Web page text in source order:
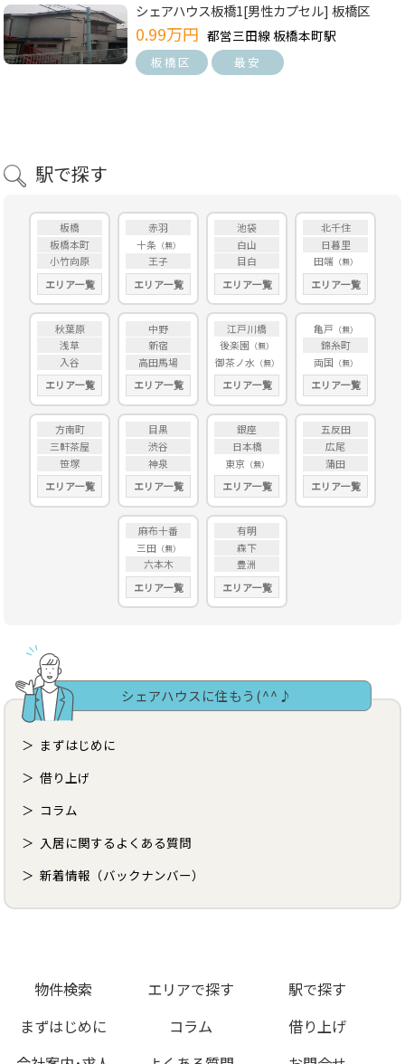
シェアハウス板橋1[男性カプセル] 板橋区
0.99万円 都営三田線 板橋本町駅
板橋区 最安
駅で探す
板橋
板橋本町
小竹向原
エリア一覧
赤羽
十条
王子
エリア一覧
池袋
白山
目白
エリア一覧
北千住
日暮里
田端
エリア一覧
秋葉原
浅草
入谷
エリア一覧
中野
新宿
高田馬場
エリア一覧
江戸川橋
後楽園
御茶ノ水
エリア一覧
亀戸
錦糸町
両国
エリア一覧
方南町
三軒茶屋
笹塚
エリア一覧
目黒
渋谷
神泉
エリア一覧
銀座
日本橋
東京
エリア一覧
五反田
広尾
蒲田
エリア一覧
麻布十番
三田
六本木
エリア一覧
有明
森下
豊洲
エリア一覧
シェアハウスに住もう(^^♪
まずはじめに
借り上げ
コラム
入居に関するよくある質問
新着情報（バックナンバー）
物件検索 エリアで探す
駅で探す
まずはじめに
コラム
借り上げ